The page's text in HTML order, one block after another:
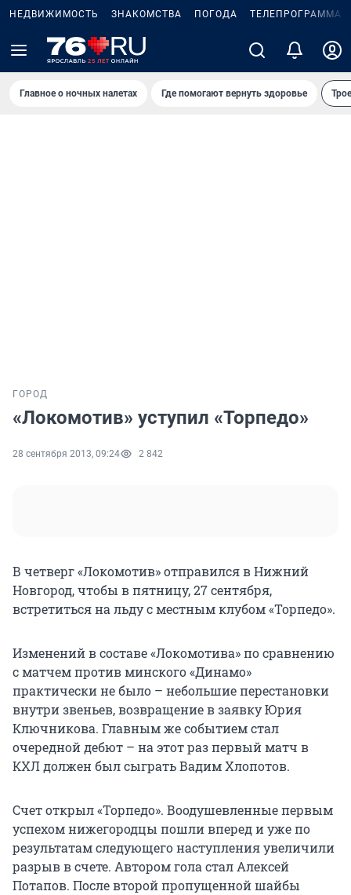
НЕДВИЖИМОСТЬ ЗНАКОМСТВА ПОГОДА ТЕЛЕПРОГРАММА
Главное о ночных налетах Где помогают вернуть здоровье
ГОРОД
«Локомотив» уступил «Торпедо»
28 сентября 2013, 09:24 2 842
В четверг «Локомотив» отправился в Нижний
Новгород, чтобы в пятницу, 27 сентября,
встретиться на льду с местным клубом «Торпедо».
Изменений в составе «Локомотива» по сравнению
с матчем против минского «Динамо»
практически не было – небольшие перестановки
внутри звеньев, возвращение в заявку Юрия
Ключникова. Главным же событием стал
очередной дебют – на этот раз первый матч в
КХЛ должен был сыграть Вадим Хлопотов.
Счет открыл «Торпедо». Воодушевленные первым
успехом нижегородцы пошли вперед и уже по
результатам следующего наступления увеличили
разрыв в счете. Автором гола стал Алексей
Потапов. После второй пропущенной шайбы